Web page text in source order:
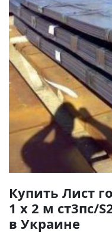
Купить Лист
1 х 2 м ст3пс/
в Украине